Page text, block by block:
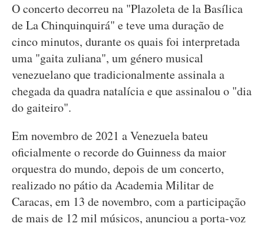
O concerto decorreu na "Plazoleta de la Basílica
de La Chinquinquirá" e teve uma duração de
cinco minutos, durante os quais foi interpretada
uma "gaita zuliana", um género musical
venezuelano que tradicionalmente assinala a
chegada da quadra natalícia e que assinalou o "dia
do gaiteiro".
Em novembro de 2021 a Venezuela bateu
oficialmente o recorde do Guinness da maior
orquestra do mundo, depois de um concerto,
realizado no pátio da Academia Militar de
Caracas, em 13 de novembro, com a participação
de mais de 12 mil músicos, anunciou a porta-voz